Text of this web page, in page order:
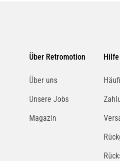
Über Retromotion
Über uns
Unsere Jobs
Magazin